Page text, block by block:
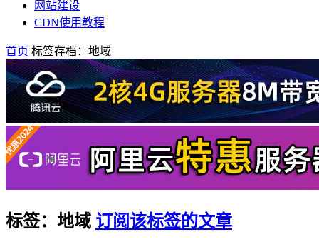
网站建设
CDN使用教程
首页 标签存档：地域
标签：地域 订阅该标签的文章